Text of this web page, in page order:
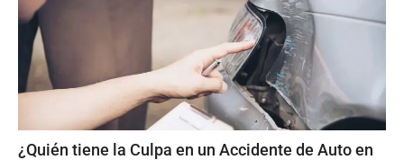
¿Quién tiene la Culpa en un Accidente de Auto en